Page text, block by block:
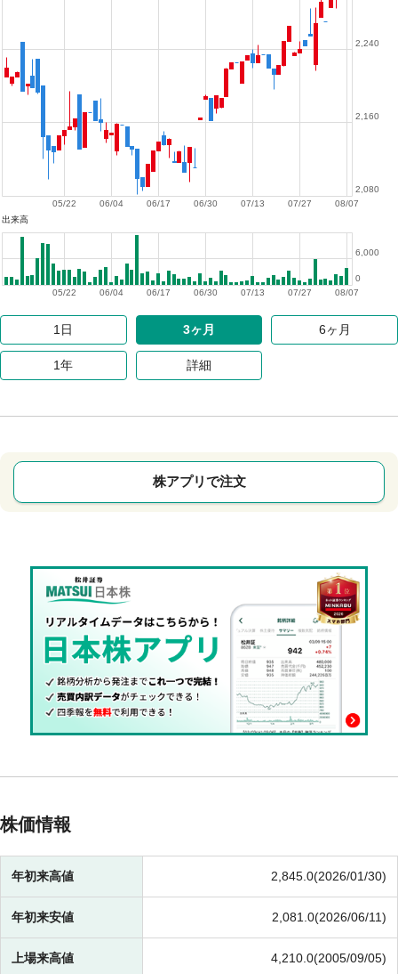
08/07
07/27
07/13
06/30
06/17
06/04
05/22
2,080
2,160
2,240
出来高
08/07
07/27
07/13
06/30
06/17
06/04
05/22
0
6,000
1日 3ヶ月 6ヶ月
1年 詳細
株アプリで注文
株価情報
年初来高値 2,845.0(2026/01/30)
年初来安値 2,081.0(2026/06/11)
上場来高値 4,210.0(2005/09/05)